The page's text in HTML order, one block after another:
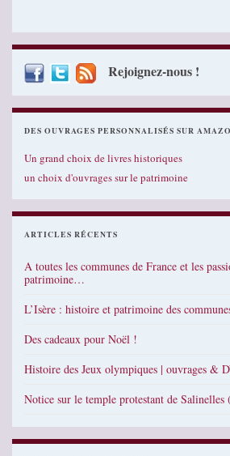
Rejoignez-nous !
DES OUVRAGES PERSONNALISÉS SUR
Un grand choix de livres historiques
un choix d'ouvrages sur le patrimoine
ARTICLES RÉCENTS
A toutes les communes de France et les
patrimoine…
L’Isère : histoire et patrimoine des
Des cadeaux pour Noël !
Histoire des Jeux olympiques | ouvrages &
Notice sur le temple protestant de Salinelles